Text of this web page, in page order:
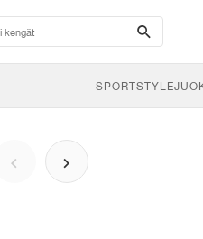
search-
btn
SPORTSTYLE